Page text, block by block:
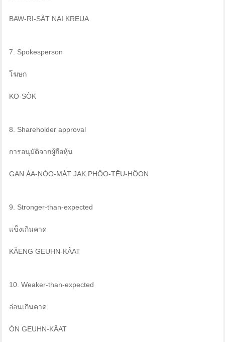
BAW-RI-SÀT NAI KREUA
7. Spokesperson
โฆษก
KO-SÒK
8. Shareholder approval
การอนุมัติจากผู้ถือหุ้น
GAN ÀA-NÓO-MÁT JAK PHÔO-TĔU-HÔON
9. Stronger-than-expected
แข็งเกินคาด
KĂENG GEUHN-KÂAT
10. Weaker-than-expected
อ่อนเกินคาด
ÒN GEUHN-KÂAT